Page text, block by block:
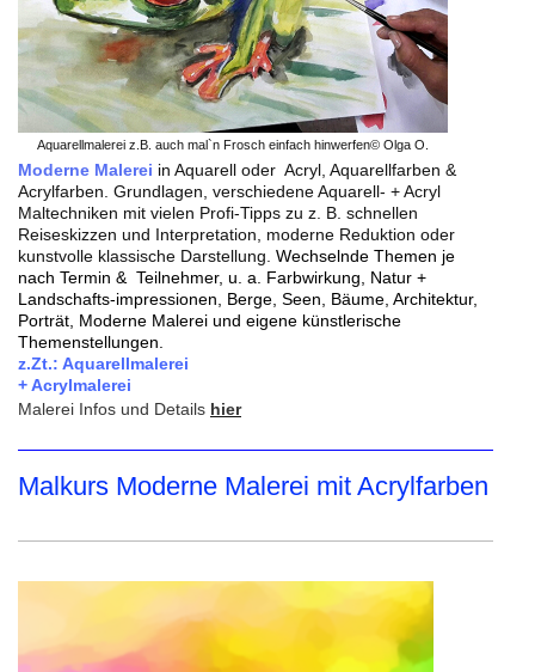
Aquarellmalerei z.B. auch mal`n Frosch einfach hinwerfen© Olga O.
Moderne Malerei in Aquarell oder Acryl, Aquarellfarben &
Acrylfarben. Grundlagen, verschiedene Aquarell- + Acryl
Maltechniken mit vielen Profi-Tipps zu z. B. schnellen
Reiseskizzen und Interpretation, moderne Reduktion oder
kunstvolle klassische Darstellung. Wechselnde Themen je
nach Termin & Teilnehmer, u. a. Farbwirkung, Natur +
Landschafts-impressionen, Berge, Seen, Bäume, Architektur,
Porträt, Moderne Malerei und eigene künstlerische
Themenstellungen.
z.Zt.: Aquarellmalerei
+ Acrylmalerei
Malerei Infos und Details hier
Malkurs Moderne Malerei mit Acrylfarben